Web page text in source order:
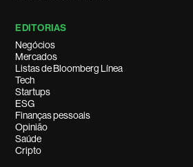
EDITORIAS
Negócios
Mercados
Listas de Bloomberg Línea
Tech
Startups
ESG
Finanças pessoais
Opinião
Saúde
Cripto